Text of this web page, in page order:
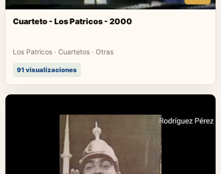
Cuarteto - Los Patricos - 2000
Los Patricos · Cuartetos · Otras
91 visualizaciones